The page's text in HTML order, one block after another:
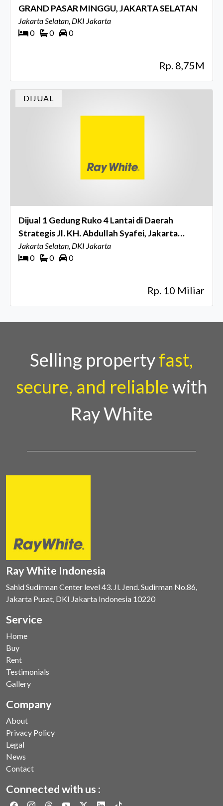
GRAND PASAR MINGGU, JAKARTA SELATAN
Jakarta Selatan, DKI Jakarta
0
0 0
Rp. 8,75M
DIJUAL
Dijual 1 Gedung Ruko 4 Lantai di Daerah
Strategis Jl. KH. Abdullah Syafei, Jakarta
Selatan
Jakarta Selatan, DKI Jakarta
0
0 0
Rp. 10 Miliar
Selling propertyfast,
secure, and reliablewith
Ray White
Ray White Indonesia
Sahid Sudirman Center level 43. Jl. Jend. Sudirman No.86,
Jakarta Pusat, DKI Jakarta Indonesia 10220
Service
Home
Buy
Rent
Testimonials
Gallery
Company
About
Privacy Policy
Legal
News
Contact
Connected with us :